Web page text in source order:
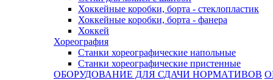
Хоккейные коробки, борта - стеклопластик
Хоккейные коробки, борта - фанера
Хоккей
Хореография
Станки хореографические напольные
Станки хореографические пристенные
ОБОРУДОВАНИЕ ДЛЯ СДАЧИ НОРМАТИВОВ